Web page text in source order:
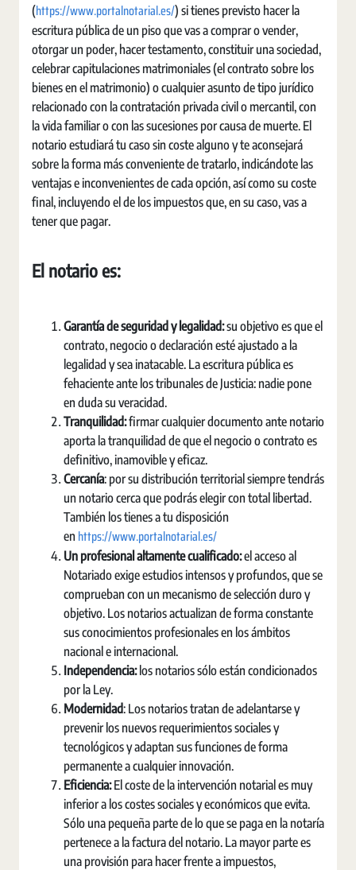
(https://www.portalnotarial.es/) si tienes previsto hacer la
escritura pública de un piso que vas a comprar o vender,
otorgar un poder, hacer testamento, constituir una sociedad,
celebrar capitulaciones matrimoniales (el contrato sobre los
bienes en el matrimonio) o cualquier asunto de tipo jurídico
relacionado con la contratación privada civil o mercantil, con
la vida familiar o con las sucesiones por causa de muerte. El
notario estudiará tu caso sin coste alguno y te aconsejará
sobre la forma más conveniente de tratarlo, indicándote las
ventajas e inconvenientes de cada opción, así como su coste
final, incluyendo el de los impuestos que, en su caso, vas a
tener que pagar.
El notario es:
Garantía de seguridad y legalidad:su objetivo es que el
contrato, negocio o declaración esté ajustado a la
legalidad y sea inatacable. La escritura pública es
fehaciente ante los tribunales de Justicia: nadie pone
en duda su veracidad.
Tranquilidad:firmar cualquier documento ante notario
aporta la tranquilidad de que el negocio o contrato es
definitivo, inamovible y eficaz.
Cercanía: por su distribución territorial siempre tendrás
un notario cerca que podrás elegir con total libertad.
También los tienes a tu disposición
en https://www.portalnotarial.es/
Un profesional altamente cualificado:el acceso al
Notariado exige estudios intensos y profundos, que se
comprueban con un mecanismo de selección duro y
objetivo. Los notarios actualizan de forma constante
sus conocimientos profesionales en los ámbitos
nacional e internacional.
Independencia: los notarios sólo están condicionados
por la Ley.
Modernidad: Los notarios tratan de adelantarse y
prevenir los nuevos requerimientos sociales y
tecnológicos y adaptan sus funciones de forma
permanente a cualquier innovación.
Eficiencia:El coste de la intervención notarial es muy
inferior a los costes sociales y económicos que evita.
Sólo una pequeña parte de lo que se paga en la notaría
pertenece a la factura del notario. La mayor parte es
una provisión para hacer frente a impuestos,